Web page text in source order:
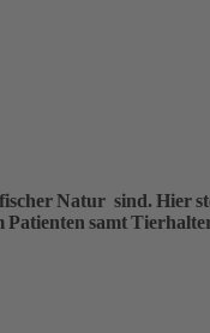
Natur sind. Hier
samt